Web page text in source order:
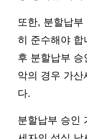
또한, 분할납부
히 준수해야 합
후 분할납부 승
악의 경우 가산
다.
분할납부 승인